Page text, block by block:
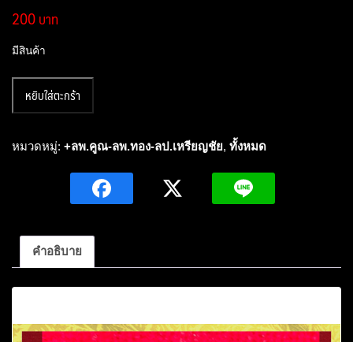
200
มีสินค้า
เหรียญ
พ่อ
เนื้อ
ทองแดง
บ้าน
นครราชสีมา
หยิบใส่ตะกร้า
หมวดหมู่: +ลพ.คูณ-ลพ.ทอง-ลป.เหรียญชัย, ทั้งหมด
คำอธิบาย